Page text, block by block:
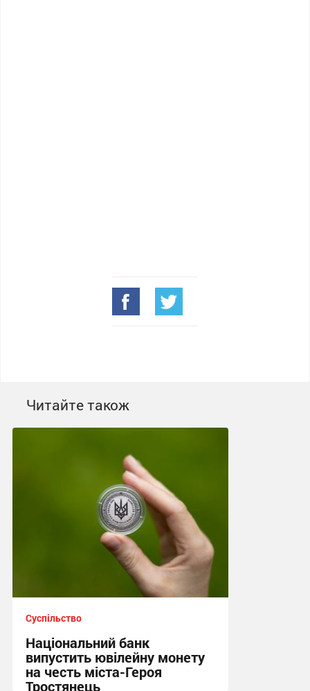
Читайте також
Суспільство
Національний банк
випустить ювілейну монету
на честь міста-Героя
Тростянець